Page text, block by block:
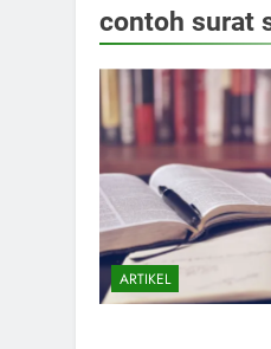
contoh surat
ARTIKEL